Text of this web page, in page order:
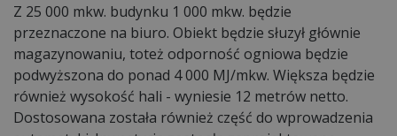
Z 25 000 mkw. budynku 1 000 mkw. będzie
przeznaczone na biuro. Obiekt będzie słuzył głównie
magazynowaniu, toteż odporność ogniowa będzie
podwyższona do ponad 4 000 MJ/mkw. Większa będzie
również wysokość hali - wyniesie 12 metrów netto.
Dostosowana została również część do wprowadzenia